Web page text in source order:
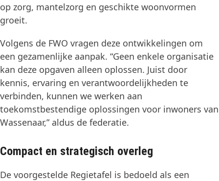
op zorg, mantelzorg en geschikte woonvormen
groeit.
Volgens de FWO vragen deze ontwikkelingen om
een gezamenlijke aanpak. “Geen enkele organisatie
kan deze opgaven alleen oplossen. Juist door
kennis, ervaring en verantwoordelijkheden te
verbinden, kunnen we werken aan
toekomstbestendige oplossingen voor inwoners van
Wassenaar,” aldus de federatie.
Compact en strategisch overleg
De voorgestelde Regietafel is bedoeld als een